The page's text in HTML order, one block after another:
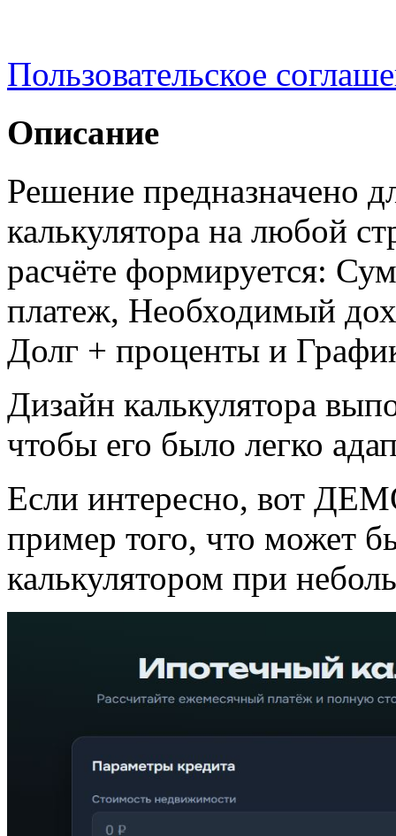
Пользовательское
Описание
Решение предназначено
калькулятора на любой
расчёте формируется:
платеж, Необходимый
Долг + проценты и
Дизайн калькулятора
чтобы его было легко
Если интересно, вот
пример того, что может
калькулятором при